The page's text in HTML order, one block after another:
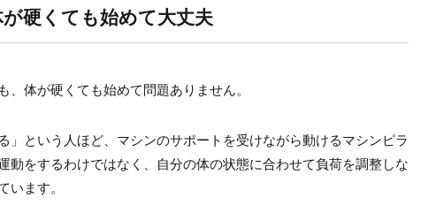
失敗しにくいスタジオの選び方
硬くても始めて大丈夫
体が硬くても始めて問題ありません。
という人ほど、マシンのサポートを受けながら動けるマシンピラ
動をするわけではなく、自分の体の状態に合わせて負荷を調整しな
います。